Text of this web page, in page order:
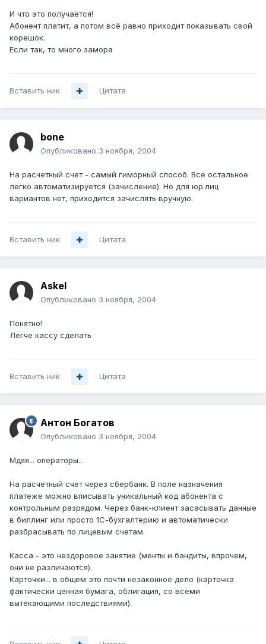
И что это получается!
Абонент платит, а потом всё равно приходит показывать свой
корешок.
Если так, то много замора
Вставить ник Цитата
bone
Опубликовано 3 ноября, 2004
На расчетный счет - самый гиморный способ. Все остальное
легко автоматизируется (зачисление). Но для юр.лиц
вариантов нет, приходится зачислять вручную.
Вставить ник Цитата
Askel
Опубликовано 3 ноября, 2004
Понятно!
Легче кассу сделать
Вставить ник Цитата
Антон Богатов
Опубликовано 3 ноября, 2004
Мдяя... операторы...
На расчетный счет через сбербанк. В поле назначения
платеже можно вписывать уникальный код абонента с
контрольным разрядом. Через банк-клиент засасывать данные
в биллинг или просто 1С-бухгалтерию и автоматически
разбрасывать по лицевым счетам.
Касса - это нездоровое занятие (менты и бандиты, впрочем,
они не различаются).
Карточки... в общем это почти незаконное дело (карточка
фактически ценная бумага, облигация, со всеми
вытекающими последствиями).